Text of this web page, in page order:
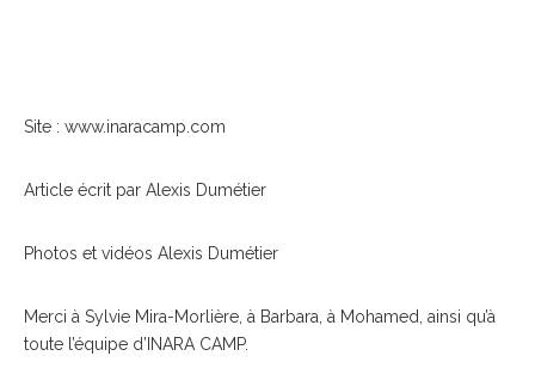
Site : www.inaracamp.com
Article écrit par Alexis Dumétier
Photos et vidéos Alexis Dumétier
Merci à Sylvie Mira-Morlière, à Barbara, à Mohamed, ainsi qu’à
toute l’équipe d’INARA CAMP.